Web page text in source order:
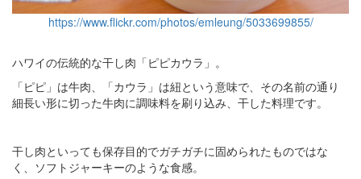
https://www.flickr.com/photos/emleung/5033699855/
ハワイの伝統的な干し肉「ピピカウラ」。
「ピピ」は牛肉、「カウラ」は紐という意味で、その名前の通り
細長い形に切った牛肉に調味料を刷り込み、干した料理です。
干し肉といっても保存目的でガチガチに固められたものではな
く、ソフトジャーキーのような食感。